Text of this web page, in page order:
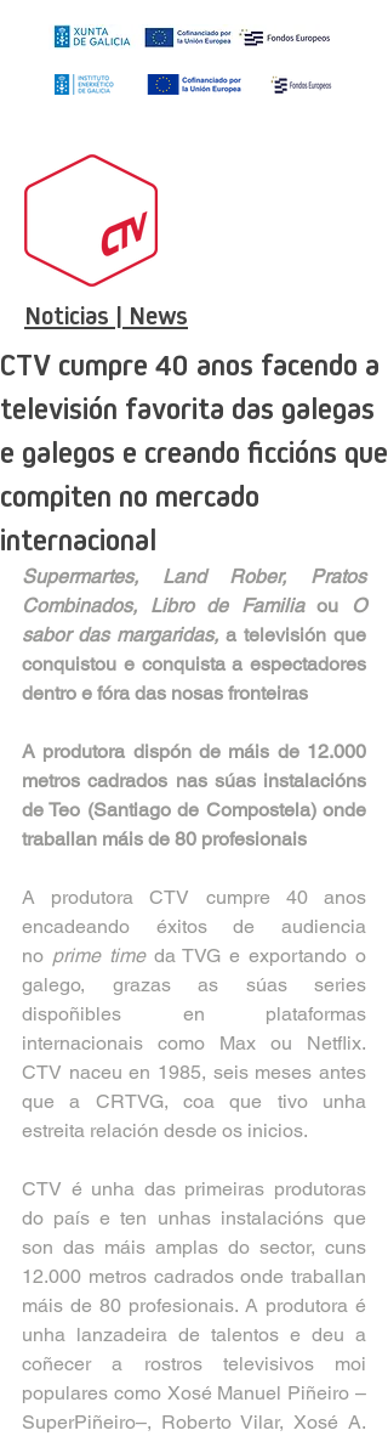
Noticias | News
CTV cumpre 40 anos facendo a
televisión favorita das galegas
e galegos e creando ficcións que
compiten no mercado
internacional
Supermartes, Land Rober, Pratos
Combinados, Libro de Familia ou O
sabor das margaridas, a televisión que
conquistou e conquista a espectadores
dentro e fóra das nosas fronteiras
A produtora dispón de máis de 12.000
metros cadrados nas súas instalacións
de Teo (Santiago de Compostela) onde
traballan máis de 80 profesionais
A produtora CTV cumpre 40 anos
encadeando éxitos de audiencia
no prime time da TVG e exportando o
galego, grazas as súas series
dispoñibles en plataformas
internacionais como Max ou Netflix.
CTV naceu en 1985, seis meses antes
que a CRTVG, coa que tivo unha
estreita relación desde os inicios.
CTV é unha das primeiras produtoras
do país e ten unhas instalacións que
son das máis amplas do sector, cuns
12.000 metros cadrados onde traballan
máis de 80 profesionais. A produtora é
unha lanzadeira de talentos e deu a
coñecer a rostros televisivos moi
populares como Xosé Manuel Piñeiro –
SuperPiñeiro–, Roberto Vilar, Xosé A.